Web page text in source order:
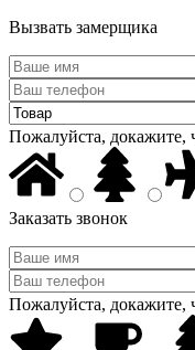
Вызвать замерщика
Пожалуйста, докажите,
Заказать звонок
Пожалуйста, докажите,